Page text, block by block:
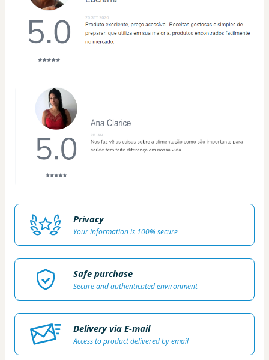
Privacy
Your information is 100% secure
Safe purchase
Secure and authenticated environment
Delivery via E-mail
Access to product delivered by email